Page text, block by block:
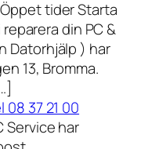
tider Starta
din PC &
Datorhjälp ) har
13, Bromma.
08 37 21 00
Service har